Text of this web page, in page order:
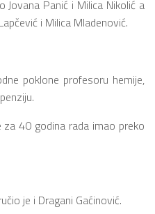
Jovana Panić i Milica Nikolić a
i Milica Mladenović.
poklone profesoru hemije,
40 godina rada imao preko
je i Dragani Gaćinović.